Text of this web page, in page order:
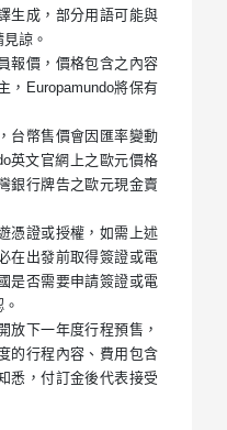
生成，部分用語可能與
諒。
報價，價格包含之內容
，Europamundo將保有
台幣售價會因匯率變動
英文官網上之歐元價格
銀行牌告之歐元現金賣
憑證或授權，如需上述
在出發前取得簽證或電
是否需要申請簽證或電
下一年度行程預售，
的行程內容、費用包含
悉，付訂金後代表接受